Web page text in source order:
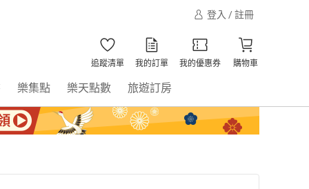
登入 / 註冊
追蹤清單 我的訂單 我的優惠券 購物車
樂集點 樂天點數 旅遊訂房